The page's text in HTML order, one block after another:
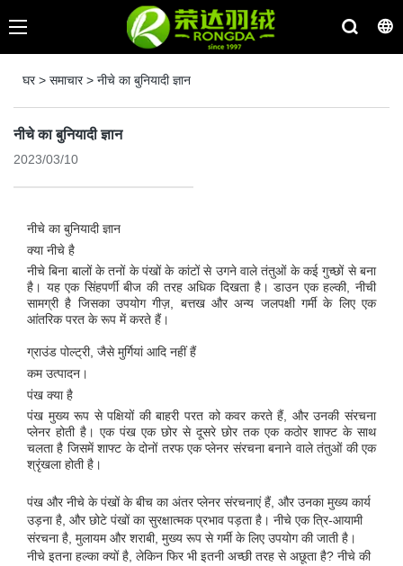
घर> समाचार> नीचे का बुनियादी ज्ञान
नीचे का बुनियादी ज्ञान
2023/03/10
नीचे का बुनियादी ज्ञान
क्या नीचे है
नीचे बिना बालों के तनों के पंखों के कांटों से उगने वाले तंतुओं के कई गुच्छों से बना
है। यह एक सिंहपर्णी बीज की तरह अधिक दिखता है। डाउन एक हल्की, नीची
सामग्री है जिसका उपयोग गीज़, बत्तख और अन्य जलपक्षी गर्मी के लिए एक
आंतरिक परत के रूप में करते हैं।
ग्राउंड पोल्ट्री, जैसे मुर्गियां आदि नहीं हैं
कम उत्पादन।
पंख क्या है
पंख मुख्य रूप से पक्षियों की बाहरी परत को कवर करते हैं, और उनकी संरचना
प्लेनर होती है। एक पंख एक छोर से दूसरे छोर तक एक कठोर शाफ्ट के साथ
चलता है जिसमें शाफ्ट के दोनों तरफ एक प्लेनर संरचना बनाने वाले तंतुओं की एक
श्रृंखला होती है।
पंख और नीचे के पंखों के बीच का अंतर प्लेनर संरचनाएं हैं, और उनका मुख्य कार्य
उड़ना है, और छोटे पंखों का सुरक्षात्मक प्रभाव पड़ता है। नीचे एक त्रि-आयामी
संरचना है, मुलायम और शराबी, मुख्य रूप से गर्मी के लिए उपयोग की जाती है।
नीचे इतना हल्का क्यों है, लेकिन फिर भी इतनी अच्छी तरह से अछूता है? नीचे की